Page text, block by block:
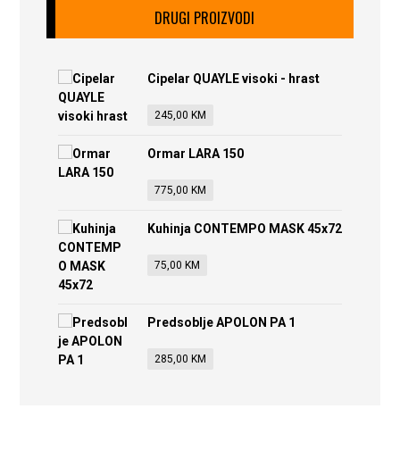
DRUGI PROIZVODI
Cipelar QUAYLE visoki - hrast
245,00 KM
Ormar LARA 150
775,00 KM
Kuhinja CONTEMPO MASK 45x72
75,00 KM
Predsoblje APOLON PA 1
285,00 KM